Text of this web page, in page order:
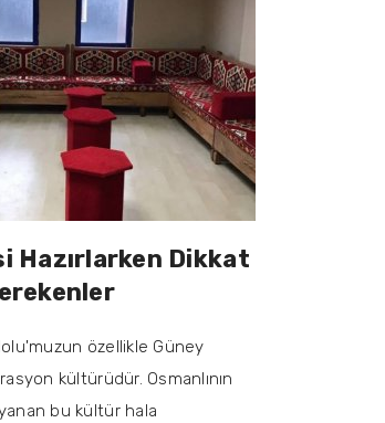
Hazırlarken Dikkat
özellikle Güney
kültürüdür. Osmanlının
bu kültür hala